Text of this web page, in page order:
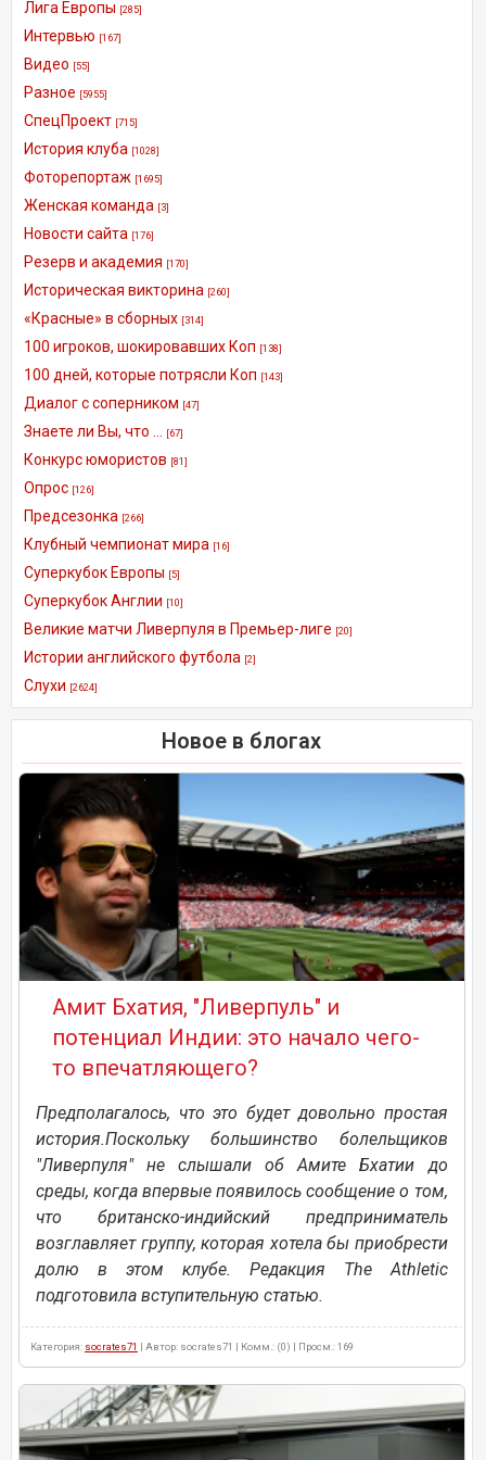
Лига Европы [285]
Интервью [167]
Видео [55]
Разное [5955]
СпецПроект [715]
История клуба [1028]
Фоторепортаж [1695]
Женская команда [3]
Новости сайта [176]
Резерв и академия [170]
Историческая викторина [260]
«Красные» в сборных [314]
100 игроков, шокировавших Коп [138]
100 дней, которые потрясли Коп [143]
Диалог с соперником [47]
Знаете ли Вы, что ... [67]
Конкурс юмористов [81]
Опрос [126]
Предсезонка [266]
Клубный чемпионат мира [16]
Суперкубок Европы [5]
Суперкубок Англии [10]
Великие матчи Ливерпуля в Премьер-лиге [20]
Истории английского футбола [2]
Слухи [2624]
Новое в блогах
Амит Бхатия, "Ливерпуль" и
потенциал Индии: это начало чего-
то впечатляющего?
Предполагалось, что это будет довольно простая
история.Поскольку большинство болельщиков
"Ливерпуля" не слышали об Амите Бхатии до
среды, когда впервые появилось сообщение о том,
что британско-индийский предприниматель
возглавляет группу, которая хотела бы приобрести
долю в этом клубе. Редакция The Athletic
подготовила вступительную статью.
Категория: socrates71 | Автор: socrates71 | Комм.: (0) | Просм.: 169